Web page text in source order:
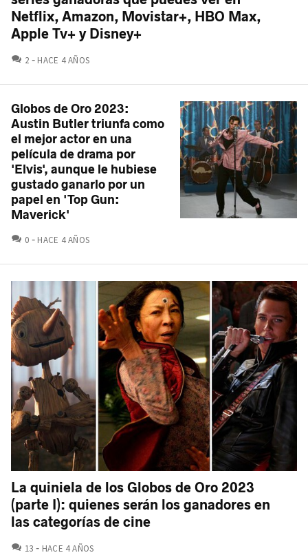
Netflix, Amazon, Movistar+, HBO Max,
Apple Tv+ y Disney+
2 COMENTARIOS
HACE 4 AÑOS
Globos de Oro 2023:
Austin Butler triunfa como
el mejor actor en una
película de drama por
'Elvis', aunque le hubiese
gustado ganarlo por un
papel en 'Top Gun:
Maverick'
0 COMENTARIOS
HACE 4 AÑOS
La quiniela de los Globos de Oro 2023
(parte I): quienes serán los ganadores en
las categorías de cine
13 COMENTARIOS
HACE 4 AÑOS